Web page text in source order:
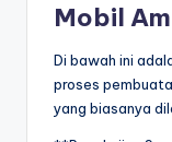
Mobil
Di bawah ini
proses
yang biasanya